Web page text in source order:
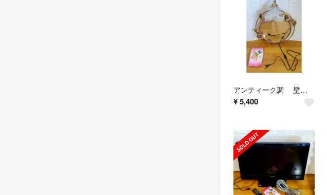
​アンティーク調 壁掛けミラー ライト付 薔薇装飾 ウォールミラー 鏡照明
¥5,400